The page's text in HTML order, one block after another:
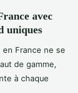
avec
uniques
en France ne se
de gamme,
à chaque